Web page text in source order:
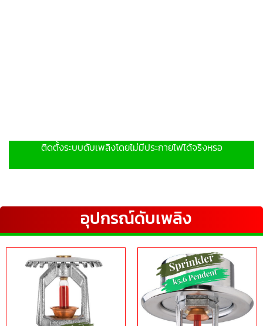
ติดตั้งระบบดับเพลิงโดยไม่มีประกายไฟได้จริงหรอ
อุปกรณ์ดับเพลิง